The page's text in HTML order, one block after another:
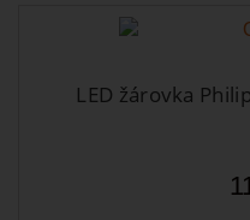
LED žárovka